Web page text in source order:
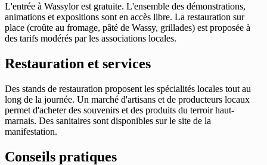
L'entrée à Wassylor est gratuite. L'ensemble des démonstrations,
animations et expositions sont en accès libre. La restauration sur
place (croûte au fromage, pâté de Wassy, grillades) est proposée à
des tarifs modérés par les associations locales.
Restauration et services
Des stands de restauration proposent les spécialités locales tout au
long de la journée. Un marché d'artisans et de producteurs locaux
permet d'acheter des souvenirs et des produits du terroir haut-
marnais. Des sanitaires sont disponibles sur le site de la
manifestation.
Conseils pratiques